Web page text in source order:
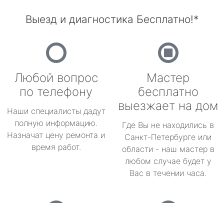
Выезд и диагностика Бесплатно!*
Любой вопрос
по телефону
Наши специалисты дадут
полную информацию.
Назначат цену ремонта и
время работ.
Мастер
бесплатно
выезжает на дом
Где Вы не находились в
Санкт-Петербурге или
области - наш мастер в
любом случае будет у
Вас в течении часа.